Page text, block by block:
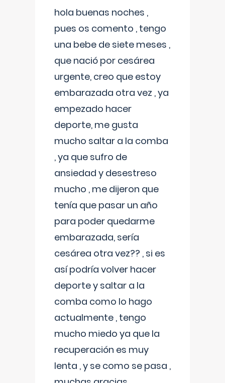
hola buenas noches ,
pues os comento , tengo
una bebe de siete meses ,
que nació por cesárea
urgente, creo que estoy
embarazada otra vez , ya
empezado hacer
deporte, me gusta
mucho saltar a la comba
, ya que sufro de
ansiedad y desestreso
mucho , me dijeron que
tenía que pasar un año
para poder quedarme
embarazada, sería
cesárea otra vez?? , si es
así podría volver hacer
deporte y saltar a la
comba como lo hago
actualmente , tengo
mucho miedo ya que la
recuperación es muy
lenta , y se como se pasa ,